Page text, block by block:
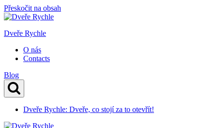
Přeskočit na obsah
Dveře Rychle
O nás
Contacts
Blog
Dveře Rychle: Dveře, co stojí za to otevřít!